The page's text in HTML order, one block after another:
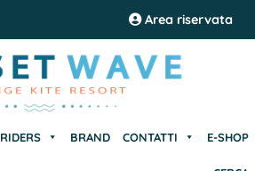
Area riservata
RIDERS BRAND CONTATTI E-SHOP